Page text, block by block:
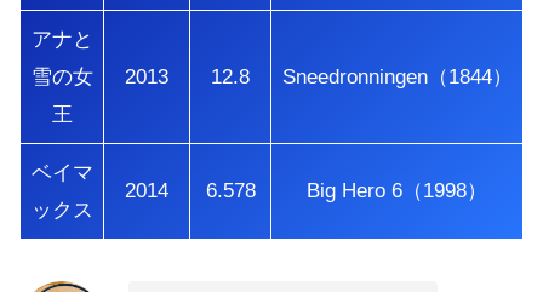
アナと
雪の女
王
2013 12.8 Sneedronningen（1844）
ベイマ
ックス
2014 6.578 Big Hero 6（1998）